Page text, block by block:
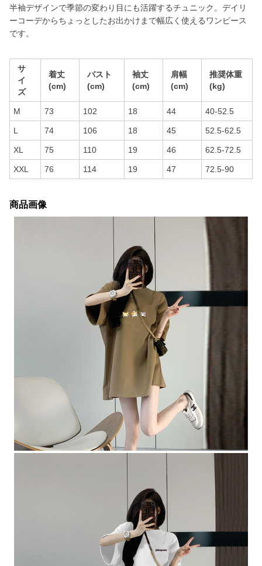
半袖デザインで季節の変わり目にも活躍するチュニック。デイリ
ーコーデからちょっとしたお出かけまで幅広く使えるワンピース
です。
サ
イ
ズ
着丈
(cm)
バスト
(cm)
袖丈
(cm)
肩幅
(cm)
推奨体重
(kg)
M 73 102 18 44 40-52.5
L 74 106 18 45 52.5-62.5
XL 75 110 19 46 62.5-72.5
XXL 76 114 19 47 72.5-90
商品画像